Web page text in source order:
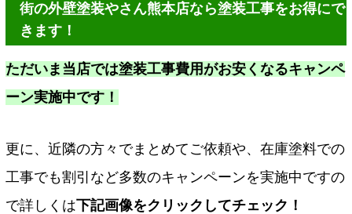
街の外壁塗装やさん熊本店なら塗装工事をお得にで
きます！
ただいま当店では塗装工事費用がお安くなるキャンペ
ーン実施中です！
更に、近隣の方々でまとめてご依頼や、在庫塗料での
工事でも割引など多数のキャンペーンを実施中ですの
で詳しくは下記画像をクリックしてチェック！